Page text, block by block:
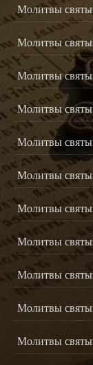
Молитвы
Молитвы
Молитвы
Молитвы
Молитвы
Молитвы
Молитвы
Молитвы
Молитвы
Молитвы
Молитвы